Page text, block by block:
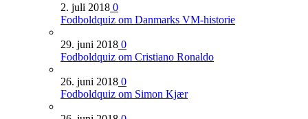
2. juli 2018 0
Fodboldquiz om Danmarks VM-historie
29. juni 2018 0
Fodboldquiz om Cristiano Ronaldo
26. juni 2018 0
Fodboldquiz om Simon Kjær